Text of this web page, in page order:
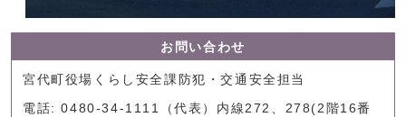
お問い合わせ
宮代町役場くらし安全課防犯・交通安全担当
電話: 0480-34-1111（代表）内線272、278(2階16番